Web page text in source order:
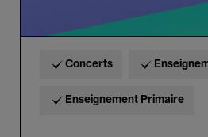
Concerts
Enseignement Primaire